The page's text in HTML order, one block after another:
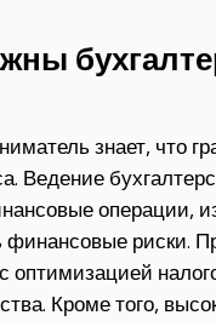
знает, что
Ведение
операции,
риски.
оптимизацией
Кроме того,